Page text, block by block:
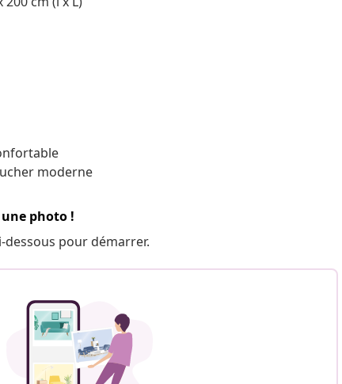
moderne
photo !
pour démarrer.